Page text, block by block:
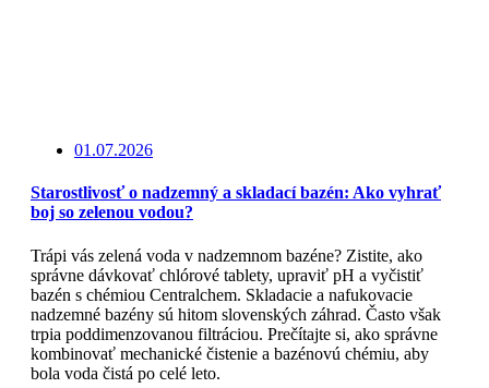
01.07.2026
Starostlivosť o nadzemný a skladací bazén: Ako vyhrať
boj so zelenou vodou?
Trápi vás zelená voda v nadzemnom bazéne? Zistite, ako
správne dávkovať chlórové tablety, upraviť pH a vyčistiť
bazén s chémiou Centralchem. Skladacie a nafukovacie
nadzemné bazény sú hitom slovenských záhrad. Často však
trpia poddimenzovanou filtráciou. Prečítajte si, ako správne
kombinovať mechanické čistenie a bazénovú chémiu, aby
bola voda čistá po celé leto.